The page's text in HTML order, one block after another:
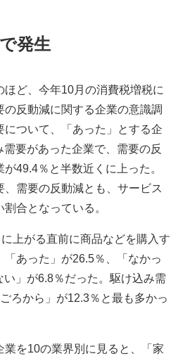
発生
ど、今年10月の消費税増税に
の反動減に関する企業の意識調
ついて、「あった」とする企
要があった企業で、需要の反
49.4％と半数近くに上った。
需要の反動減とも、サービス
合となっている。
上がる直前に商品などを購入す
あった」が26.5％、「なかっ
」が6.8％だった。駆け込み需
ろから」が12.3％と最も多かっ
を10の業界別に見ると、「家